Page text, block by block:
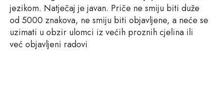
jezikom. Natječaj je javan. Priče ne smiju biti duže
od 5000 znakova, ne smiju biti objavljene, a neće se
uzimati u obzir ulomci iz većih proznih cjelina ili
već objavljeni radovi